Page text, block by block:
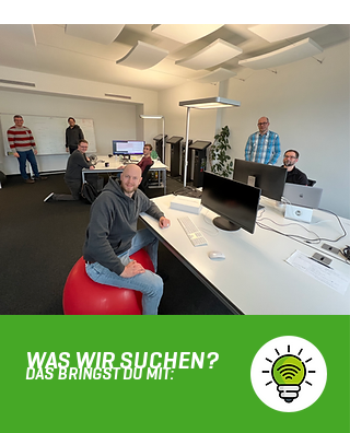
WAS WIR SUCHEN?
DAS BRINGST DU MIT: